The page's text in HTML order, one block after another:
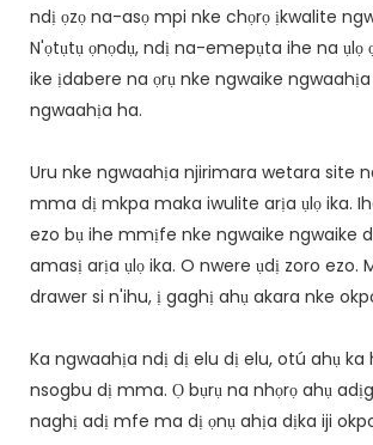
ndị ọzọ na-asọ mpi nke chọrọ ịkwalite
N'ọtụtụ ọnọdụ, ndị na-emepụta ihe na ụlọ
ike ịdabere na ọrụ nke ngwaike
ngwaahịa ha.
Uru nke ngwaahịa njirimara wetara site
mma dị mkpa maka iwulite arịa ụlọ ika.
ezo bụ ihe mmịfe nke ngwaike ngwaike
amasị arịa ụlọ ika. O nwere ụdị zoro ezo.
drawer si n'ihu, ị gaghị ahụ akara nke
Ka ngwaahịa ndị dị elu dị elu, otú ahụ
nsogbu dị mma. Ọ bụrụ na nhọrọ ahụ
naghị adị mfe ma dị ọnụ ahịa dịka iji